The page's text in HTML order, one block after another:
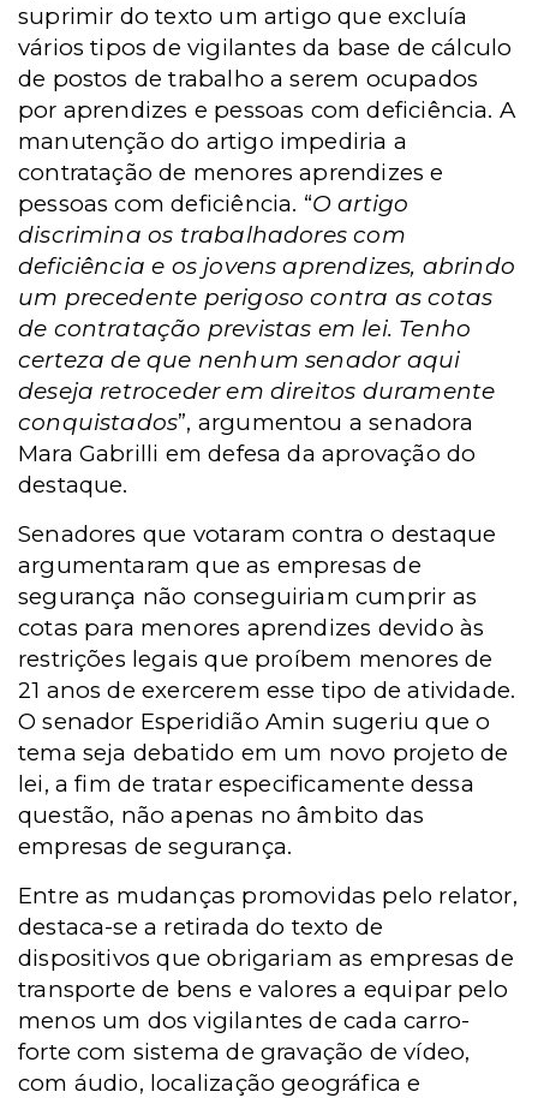
suprimir do texto um artigo que excluía
vários tipos de vigilantes da base de cálculo
de postos de trabalho a serem ocupados
por aprendizes e pessoas com deficiência. A
manutenção do artigo impediria a
contratação de menores aprendizes e
pessoas com deficiência. “O artigo
discrimina os trabalhadores com
deficiência e os jovens aprendizes, abrindo
um precedente perigoso contra as cotas
de contratação previstas em lei. Tenho
certeza de que nenhum senador aqui
deseja retroceder em direitos duramente
conquistados”, argumentou a senadora
Mara Gabrilli em defesa da aprovação do
destaque.
Senadores que votaram contra o destaque
argumentaram que as empresas de
segurança não conseguiriam cumprir as
cotas para menores aprendizes devido às
restrições legais que proíbem menores de
21 anos de exercerem esse tipo de atividade.
O senador Esperidião Amin sugeriu que o
tema seja debatido em um novo projeto de
lei, a fim de tratar especificamente dessa
questão, não apenas no âmbito das
empresas de segurança.
Entre as mudanças promovidas pelo relator,
destaca-se a retirada do texto de
dispositivos que obrigariam as empresas de
transporte de bens e valores a equipar pelo
menos um dos vigilantes de cada carro-
forte com sistema de gravação de vídeo,
com áudio, localização geográfica e